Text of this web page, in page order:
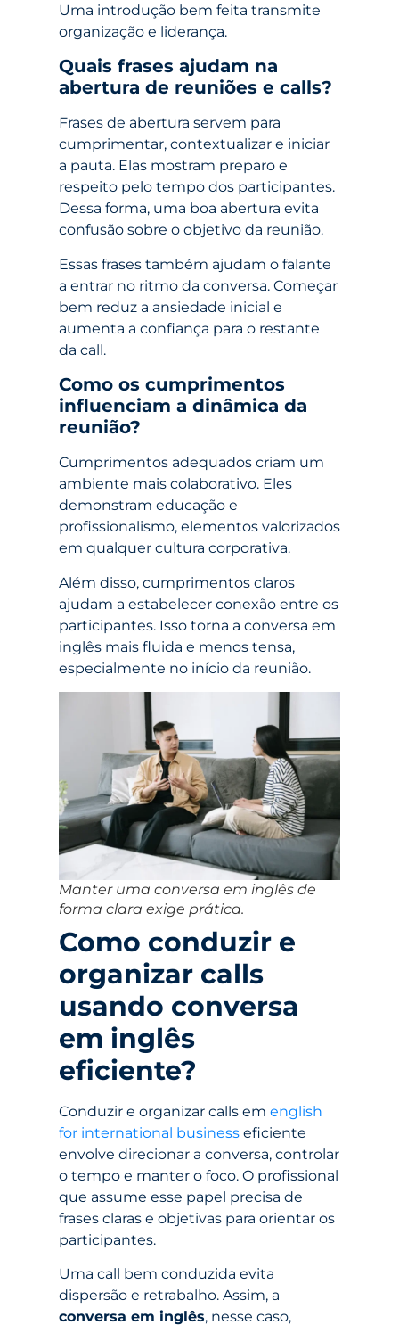
Uma introdução bem feita transmite
organização e liderança.
Quais frases ajudam na
abertura de reuniões e calls?
Frases de abertura servem para
cumprimentar, contextualizar e iniciar
a pauta. Elas mostram preparo e
respeito pelo tempo dos participantes.
Dessa forma, uma boa abertura evita
confusão sobre o objetivo da reunião.
Essas frases também ajudam o falante
a entrar no ritmo da conversa. Começar
bem reduz a ansiedade inicial e
aumenta a confiança para o restante
da call.
Como os cumprimentos
influenciam a dinâmica da
reunião?
Cumprimentos adequados criam um
ambiente mais colaborativo. Eles
demonstram educação e
profissionalismo, elementos valorizados
em qualquer cultura corporativa.
Além disso, cumprimentos claros
ajudam a estabelecer conexão entre os
participantes. Isso torna a conversa em
inglês mais fluida e menos tensa,
especialmente no início da reunião.
Manter uma conversa em inglês de
forma clara exige prática.
Como conduzir e
organizar calls
usando conversa
em inglês
eficiente?
Conduzir e organizar calls em english
for international business eficiente
envolve direcionar a conversa, controlar
o tempo e manter o foco. O profissional
que assume esse papel precisa de
frases claras e objetivas para orientar os
participantes.
Uma call bem conduzida evita
dispersão e retrabalho. Assim, a
conversa em inglês, nesse caso,